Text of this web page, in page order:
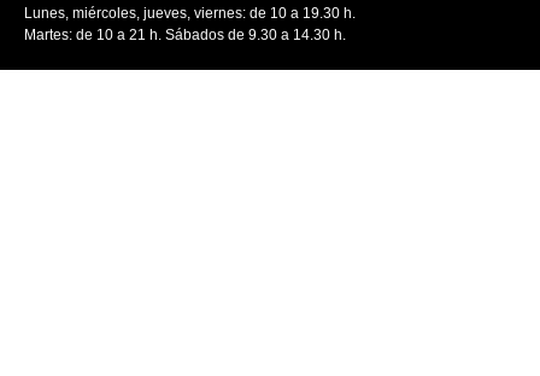
Lunes, miércoles, jueves, viernes: de 10 a 19.30 h.
Martes: de 10 a 21 h. Sábados de 9.30 a 14.30 h.